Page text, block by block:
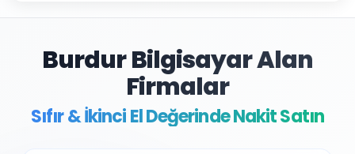
Burdur Bilgisayar Alan
Firmalar
Sıfır & İkinci El Değerinde Nakit Satın